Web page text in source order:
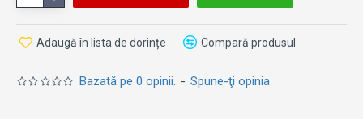
Bazată pe 0 opinii. - Spune-ţi opinia
Adaugă în lista de dorințe Compară produsul